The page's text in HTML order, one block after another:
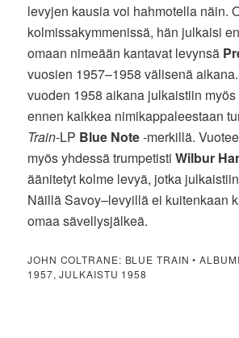
levyjen kausia voi hahmotella näin.
kolmissakymmenissä, hän julkaisi
omaan nimeään kantavat levynsä
vuosien 1957–1958 välisenä
vuoden 1958 aikana julkaistiin
ennen kaikkea nimikappaleestaan
Train-LP Blue Note-merkillä.
myös yhdessä trumpetistiWilbur
äänitetyt kolme levyä, jotka
Näillä Savoy–levyillä ei kuitenkaan
omaa sävellysjälkeä.
JOHN COLTRANE: BLUE TRAIN •
1957, JULKAISTU 1958